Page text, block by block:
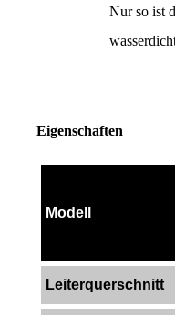
Nur so ist
Eigenschaften
Modell
Leiterquerschnitt